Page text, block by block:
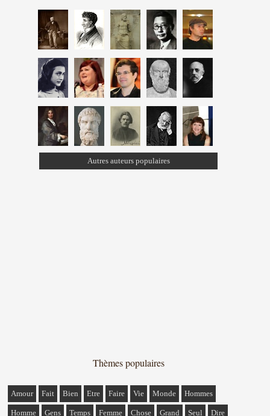
Autres auteurs populaires
Thèmes populaires
Amour Fait Bien Etre Faire Vie Monde Hommes
Homme Gens Temps Femme Chose Grand Seul Dire